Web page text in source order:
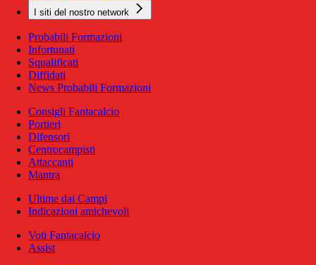
I siti del nostro network
Probabili Formazioni
Infortunati
Squalificati
Diffidati
News Probabili Formazioni
Consigli Fantacalcio
Portieri
Difensori
Centrocampisti
Attaccanti
Mantra
Ultime dai Campi
Indicazioni amichevoli
Voti Fantacalcio
Assist